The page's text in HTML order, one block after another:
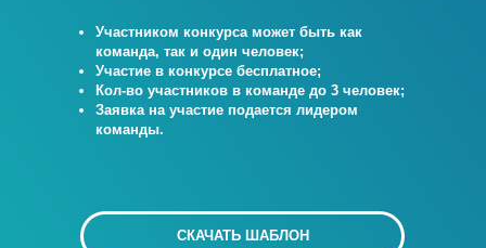
Участником конкурса может быть как
команда, так и один человек;
Участие в конкурсе бесплатное;
Кол-во участников в команде до 3 человек;
Заявка на участие подается лидером
команды.
СКАЧАТЬ ШАБЛОН